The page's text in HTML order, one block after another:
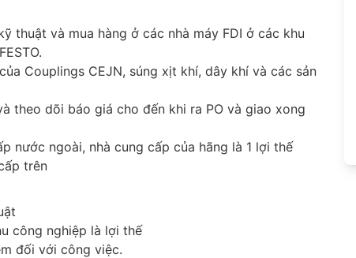
thuật và mua hàng ở các nhà máy FDI ở các khu
Couplings CEJN, súng xịt khí, dây khí và các sản
theo dõi báo giá cho đến khi ra PO và giao xong
nước ngoài, nhà cung cấp của hãng là 1 lợi thế
trên
công nghiệp là lợi thế
đối với công việc.